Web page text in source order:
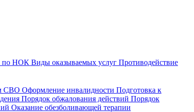
по НОК Виды оказываемых услуг Противодействие
СВО Оформление инвалидности Подготовка к
Порядок обжалования действий Порядок
Оказание обезболивающей терапии